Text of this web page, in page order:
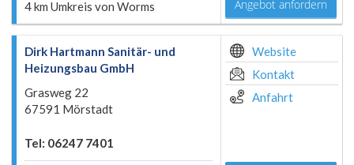
4 km Umkreis von Worms Angebot anfordern
Dirk Hartmann Sanitär- und
Heizungsbau GmbH
Grasweg 22
67591 Mörstadt
Tel: 06247 7401
Website
Kontakt
Anfahrt